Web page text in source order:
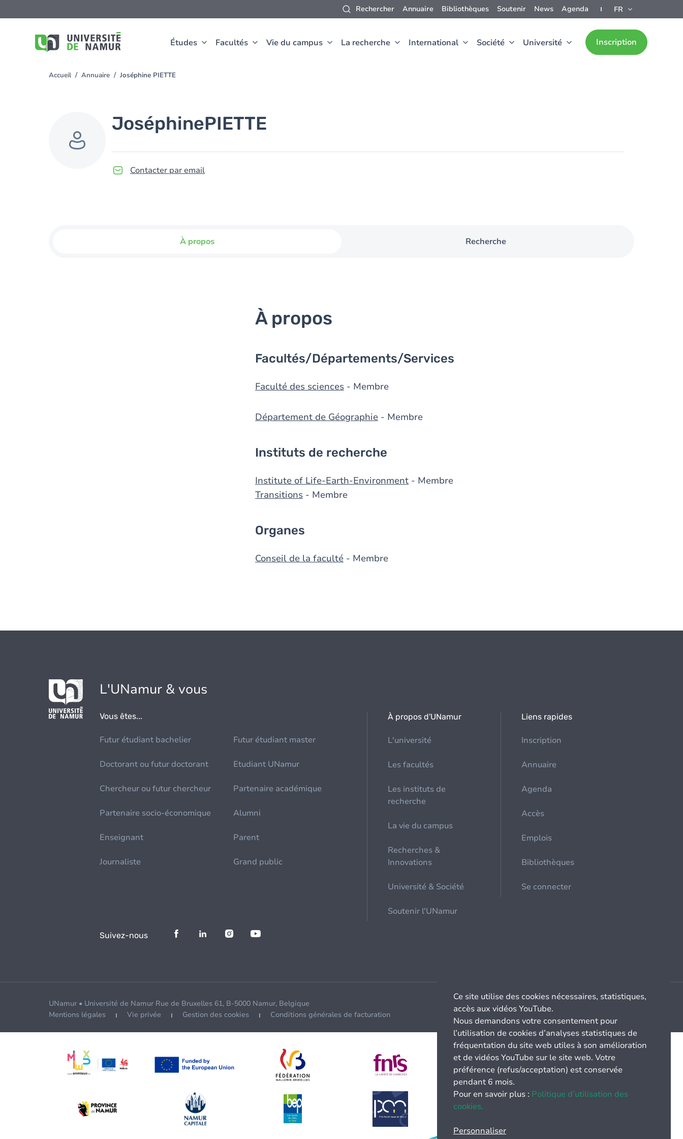
Rechercher Annuaire Bibliothèques Soutenir News Agenda FR
Études Facultés Vie du campus La recherche International Société Université Inscription
au
You
Accueil Annuaire Joséphine PIETTE
JoséphinePIETTE
Contacter par email
À propos Recherche
À propos
Facultés/Départements/Services
Faculté des sciences - Membre
Département de Géographie - Membre
Instituts de recherche
Institute of Life-Earth-Environment - Membre
Transitions - Membre
Organes
Conseil de la faculté - Membre
L'UNamur & vous
Vous êtes...
Futur étudiant bachelier Futur étudiant master
Doctorant ou futur doctorant Etudiant UNamur
Chercheur ou futur chercheur Partenaire académique
Partenaire socio-économique Alumni
Enseignant Parent
Journaliste Grand public
À propos d'UNamur
L'université
Les facultés
Les instituts de
recherche
La vie du campus
Recherches &
Innovations
Université & Société
Soutenir l'UNamur
Liens rapides
Inscription
Annuaire
Agenda
Accès
Emplois
Bibliothèques
Se connecter
Suivez-nous
UNamur • Université de Namur Rue de Bruxelles 61, B-5000 Namur, Belgique
Mentions légales
Vie privée Gestion des cookies Conditions générales de facturation
Ce site utilise des cookies nécessaires, statistiques,
accès aux vidéos YouTube.
Nous demandons votre consentement pour
l’utilisation de cookies d’analyses statistiques de
fréquentation du site web utiles à son amélioration
et de vidéos YouTube sur le site web. Votre
préférence (refus/acceptation) est conservée
pendant 6 mois.
Pour en savoir plus : Politique d’utilisation des
cookies.
Personnaliser